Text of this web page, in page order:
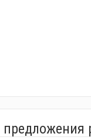
предложения